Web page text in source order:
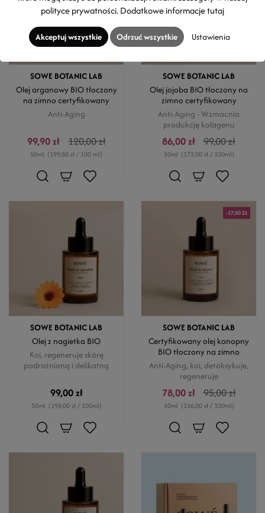
SOWE BOTANIC LAB
Olej arganowy BIO tłoczony
na zimno certyfikowany
Anti-Aging
99,90 zł 120,00 zł
50ml (199,80 zł / 100 ml)
SOWE BOTANIC LAB
Olej jojoba BIO tłoczony na
zimno certyfikowany
Anti-Aging - Wzmacnia
produkcję kolagenu
86,00 zł 99,00 zł
50ml (172,00 zł / 100ml)
SOWE BOTANIC LAB
Olej z nagietka BIO
Koi, regeneruje skórę
podrażnioną i delikatną
99,00 zł
50ml (198,00 zł / 100ml)
-17,00 ZŁ
SOWE BOTANIC LAB
Certyfikowany olej konopny
BIO tłoczony na zimno
Anti-Aging, koi, detoksykuje,
regeneruje
78,00 zł 95,00 zł
50ml (156,00 zł / 100ml)
polityce prywatności. Dodatkowe informacjetutaj
Akceptuj wszystkie Odrzuć wszystkie Ustawienia